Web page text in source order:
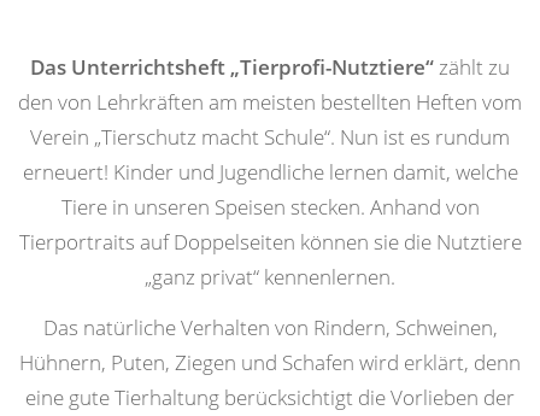
Das Unterrichtsheft „Tierprofi-Nutztiere“zählt zu
den von Lehrkräften am meisten bestellten Heften vom
Verein „Tierschutz macht Schule“. Nun ist es rundum
erneuert! Kinder und Jugendliche lernen damit, welche
Tiere in unseren Speisen stecken. Anhand von
Tierportraits auf Doppelseiten können sie die Nutztiere
„ganz privat“ kennenlernen.
Das natürliche Verhalten von Rindern, Schweinen,
Hühnern, Puten, Ziegen und Schafen wird erklärt, denn
eine gute Tierhaltung berücksichtigt die Vorlieben der